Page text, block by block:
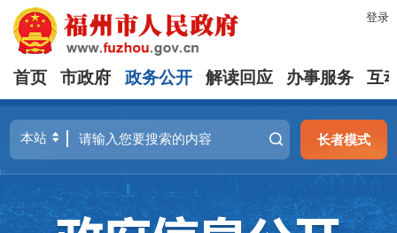
登录
首页 市政府 政务公开 解读回应 办事服务 互
长者模式